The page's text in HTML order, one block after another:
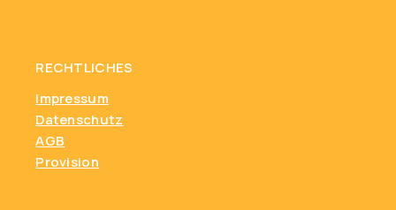
RECHTLICHES
Impressum
Datenschutz
AGB
Provision